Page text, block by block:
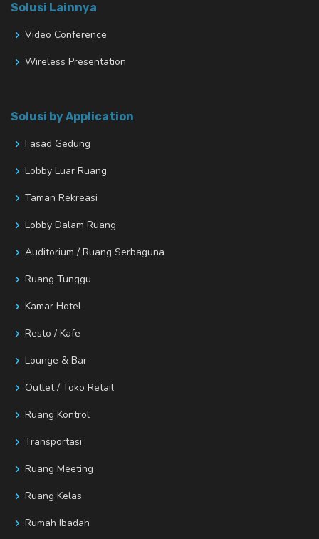
Solusi Lainnya
Video Conference
Wireless Presentation
Solusi by Application
Fasad Gedung
Lobby Luar Ruang
Taman Rekreasi
Lobby Dalam Ruang
Auditorium / Ruang Serbaguna
Ruang Tunggu
Kamar Hotel
Resto / Kafe
Lounge & Bar
Outlet / Toko Retail
Ruang Kontrol
Transportasi
Ruang Meeting
Ruang Kelas
Rumah Ibadah